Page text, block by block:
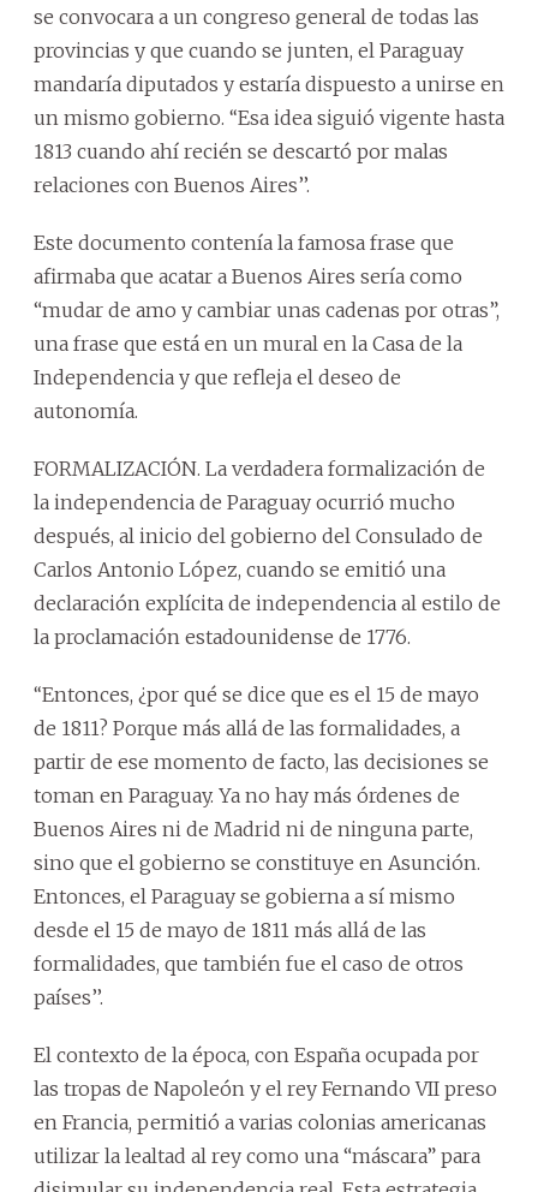
se convocara a un congreso general de todas las
provincias y que cuando se junten, el Paraguay
mandaría diputados y estaría dispuesto a unirse en
un mismo gobierno. ‘‘Esa idea siguió vigente hasta
1813 cuando ahí recién se descartó por malas
relaciones con Buenos Aires’’.
Este documento contenía la famosa frase que
afirmaba que acatar a Buenos Aires sería como
“mudar de amo y cambiar unas cadenas por otras”,
una frase que está en un mural en la Casa de la
Independencia y que refleja el deseo de
autonomía.
FORMALIZACIÓN. La verdadera formalización de
la independencia de Paraguay ocurrió mucho
después, al inicio del gobierno del Consulado de
Carlos Antonio López, cuando se emitió una
declaración explícita de independencia al estilo de
la proclamación estadounidense de 1776.
‘‘Entonces, ¿por qué se dice que es el 15 de mayo
de 1811? Porque más allá de las formalidades, a
partir de ese momento de facto, las decisiones se
toman en Paraguay. Ya no hay más órdenes de
Buenos Aires ni de Madrid ni de ninguna parte,
sino que el gobierno se constituye en Asunción.
Entonces, el Paraguay se gobierna a sí mismo
desde el 15 de mayo de 1811 más allá de las
formalidades, que también fue el caso de otros
países’’.
El contexto de la época, con España ocupada por
las tropas de Napoleón y el rey Fernando VII preso
en Francia, permitió a varias colonias americanas
utilizar la lealtad al rey como una “máscara” para